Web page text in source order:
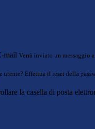
mail Verrà inviato un messaggio
utente? Effettua il reset della
la casella di posta